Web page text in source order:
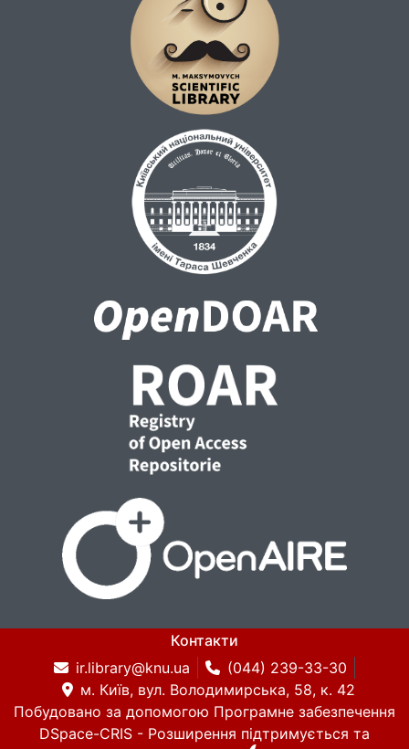
Контакти
ir.library@knu.ua
(044) 239-33-30
м. Київ, вул. Володимирська, 58, к. 42
Побудовано за допомогою Програмне забезпечення
DSpace-CRIS - Розширення підтримується та